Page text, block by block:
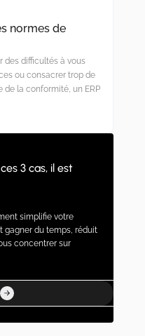
normes de
des difficultés à vous
ou consacrer trop de
de la conformité, un ERP
3 cas, il est
simplifie votre
gagner du temps, réduit
concentrer sur